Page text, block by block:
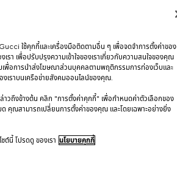
ใช้คุกกี้และเครื่องมือติดตามอื่น ๆ เพื่อจดจำการตั้งค่าของ
า เพื่อปรับปรุงความเข้าใจของเราเกี่ยวกับความสนใจของคุณ
เพื่อการนำส่งโฆษณาส่วนบุคคลตามพฤติกรรมการท่องเว็บและ
งเราบนเครือข่ายสังคมออนไลน์ของคุณ.
ถึงข้างต้น คลิก "การตั้งค่าคุกกี้" เพื่อกำหนดค่าตัวเลือกของ
ณสามารถเปลี่ยนการตั้งค่าของคุณ และโดยเฉพาะอย่างยิ่ง
ต์นี้ โปรดดู ของเรา นโยบายคุกกี้